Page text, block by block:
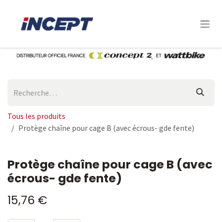
Tous les produits
Protège chaîne pour cage B (avec écrous- gde fente)
Protège chaîne pour cage B (avec
écrous- gde fente)
15,76 €